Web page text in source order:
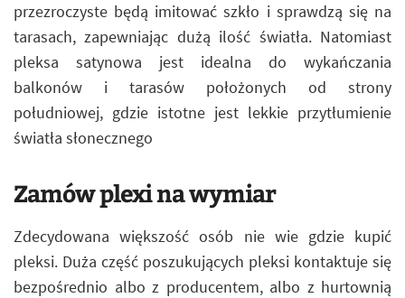
przezroczyste będą imitować szkło i sprawdzą się na
tarasach, zapewniając dużą ilość światła. Natomiast
pleksa satynowa jest idealna do wykańczania
balkonów i tarasów położonych od strony
południowej, gdzie istotne jest lekkie przytłumienie
światła słonecznego
Zamów plexi na wymiar
Zdecydowana większość osób nie wie gdzie kupić
pleksi. Duża część poszukujących pleksi kontaktuje się
bezpośrednio albo z producentem, albo z hurtownią